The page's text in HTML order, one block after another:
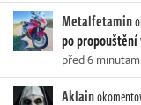
Metalfetamin
po
před 6
Aklain